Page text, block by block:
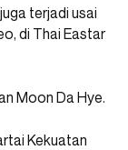
terjadi usai
di Thai Eastar
Moon Da Hye.
Kekuatan